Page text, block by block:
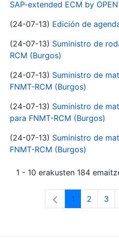
SAP-extended ECM by
(24-07-13) Edición de
(24-07-13) Suministro de
RCM (Burgos)
(24-07-13) Suministro de
FNMT-RCM (Burgos)
(24-07-13) Suministro de
para FNMT-RCM (Burgos)
(24-07-13) Suministro de
FNMT-RCM (Burgos)
1 - 10 erakusten 184
Orrialdea
1 2 3